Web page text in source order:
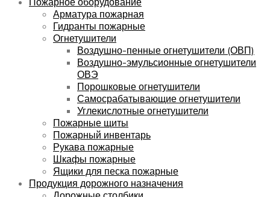
Арматура пожарная
Гидранты пожарные
Огнетушители
Воздушно-пенные огнетушители (ОВП)
Воздушно-эмульсионные огнетушители
ОВЭ
Порошковые огнетушители
Самосрабатывающие огнетушители
Углекислотные огнетушители
Пожарные щиты
Пожарный инвентарь
Рукава пожарные
Шкафы пожарные
Ящики для песка пожарные
Продукция дорожного назначения